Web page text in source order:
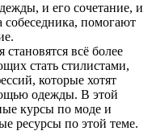
и его сочетание, и
собеседника, помогают
всё более
стать стилистами,
которые хотят
одежды. В этой
курсы по моде и
ресурсы по этой теме.